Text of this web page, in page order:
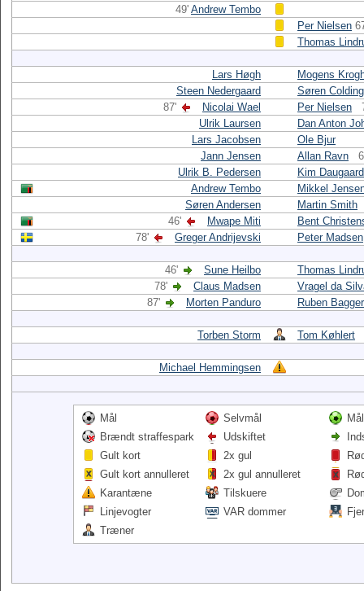
49' Andrew Tembo
Per Nielsen
Thomas
Lars Høgh
Mogens
Steen Nedergaard
Søren Colding
87'
Nicolai Wael Per Nielsen
Ulrik Laursen
Dan Anton
Lars Jacobsen
Ole Bjur
Jann Jensen
Allan Ravn
Ulrik B. Pedersen
Kim Daugaard
Andrew Tembo
Mikkel
Søren Andersen
Martin Smith
46'
Mwape Miti
Bent
78'
Greger Andrijevski Peter Madsen
46' Sune Heilbo
Thomas
78'
Claus Madsen
Vragel da
87'
Morten Panduro Ruben Bagger
Torben Storm Tom Køhlert
Michael Hemmingsen
Mål Selvmål
Brændt straffespark
Udskiftet
Gult kort
2x gul
Gult kort annulleret
2x gul annulleret
Karantæne
Tilskuere
Linjevogter
VAR dommer
Træner